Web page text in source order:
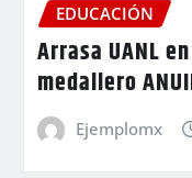
EDUCACIÓN
Arrasa UANL
medallero
Ejemplomx